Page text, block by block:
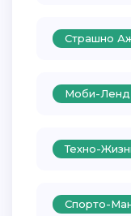
Страшно
Моби-Ленд
Техно-
Спорто-